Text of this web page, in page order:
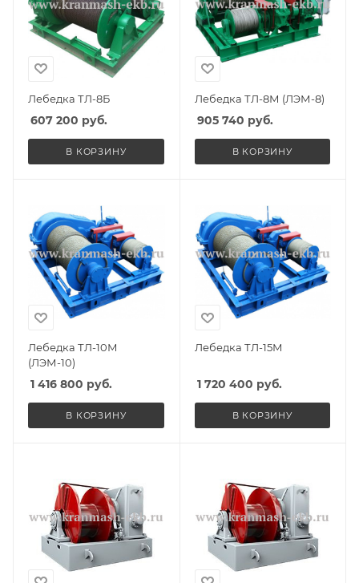
Лебедка ТЛ-8Б
607 200 руб.
В КОРЗИНУ
Лебедка ТЛ-8М (ЛЭМ-8)
905 740 руб.
В КОРЗИНУ
Лебедка ТЛ-10М
(ЛЭМ-10)
1 416 800 руб.
В КОРЗИНУ
Лебедка ТЛ-15М
1 720 400 руб.
В КОРЗИНУ